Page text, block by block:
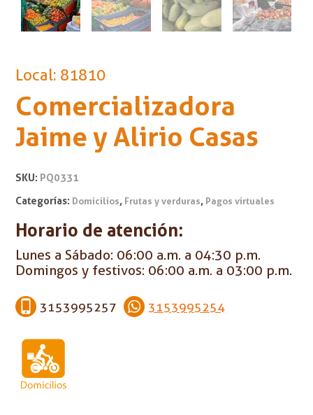
Local: 81810
Comercializadora
Jaime y Alirio Casas
SKU: PQ0331
Categorías: Domicilios, Frutas y verduras, Pagos virtuales
Horario de atención:
Lunes a Sábado: 06:00 a.m. a 04:30 p.m.
Domingos y festivos: 06:00 a.m. a 03:00 p.m.
3153995257 3153995254